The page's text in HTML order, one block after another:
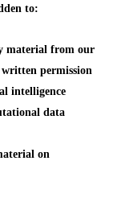
to:
material from our
permission
intelligence
data
on